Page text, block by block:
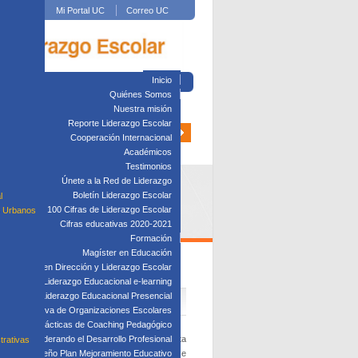
Mi Portal UC Correo UC
Urbanos
Inicio
Quiénes Somos
Nuestra misión
Reporte Liderazgo Escolar
Cooperación Internacional
Académicos
Testimonios
Únete a la Red de Liderazgo
Boletín Liderazgo Escolar
100 Cifras de Liderazgo Escolar
Cifras educativas 2020-2021
Formación
Magíster en Educación
Diplomado en Dirección y Liderazgo Escolar
en Liderazgo Educacional e-learning
en Liderazgo Educacional Presencial
Directiva de Organizaciones Escolares
Taller: Prácticas de Coaching Pedagógico
Taller: Liderando el Desarrollo Profesional
Taller: Diseño Plan Mejoramiento Educativo
Una de las formas de abordar esta
de las prácticas y aprendizajes. En ese